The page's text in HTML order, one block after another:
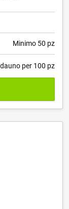
Minimo 50 pz
per 100 pz